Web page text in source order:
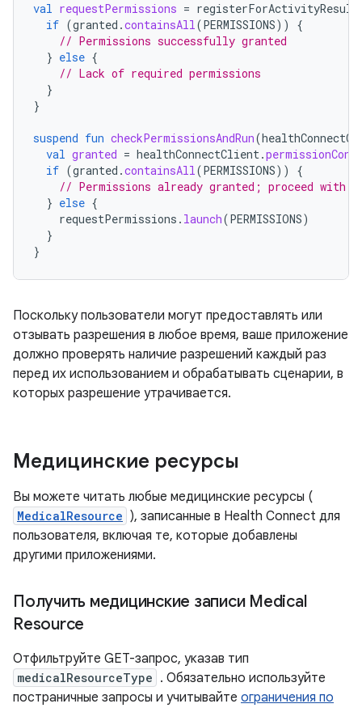
val requestPermissions = registerForActivityResult
if (granted .containsAll(PERMISSIONS))
{
// Permissions successfully granted
} else {
// Lack of required permissions
}
}
suspend fun checkPermissionsAndRun(
val granted = healthConnectClient.
if (granted .containsAll(PERMISSIONS))
{
// Permissions already granted; proceed with
} else {
requestPermissions . launch(PERMISSIONS)
}
}
Поскольку пользователи могут предоставлять или
отзывать разрешения в любое время, ваше приложение
должно проверять наличие разрешений каждый раз
перед их использованием и обрабатывать сценарии, в
которых разрешение утрачивается.
Медицинские ресурсы
Вы можете читать любые медицинские ресурсы (
MedicalResource ), записанные в Health Connect для
пользователя, включая те, которые добавлены
другими приложениями.
Получить медицинские записи Medical
Resource
Отфильтруйте GET-запрос, указав тип
medicalResourceType . Обязательно используйте
постраничные запросы и учитывайте ограничения по